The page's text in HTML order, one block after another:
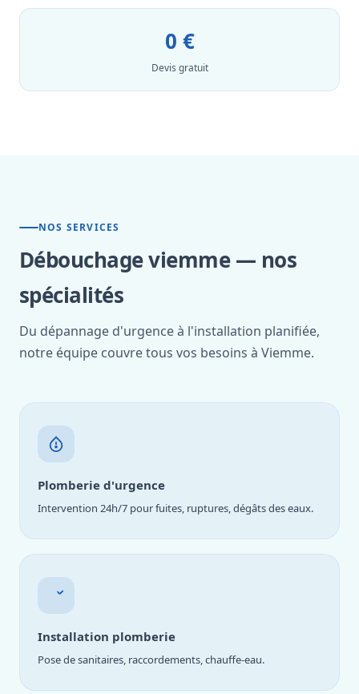
0 €
Devis gratuit
NOS SERVICES
Débouchage viemme — nos
spécialités
Du dépannage d'urgence à l'installation planifiée,
notre équipe couvre tous vos besoins à Viemme.
Plomberie d'urgence
Intervention 24h/7 pour fuites, ruptures, dégâts des eaux.
Installation plomberie
Pose de sanitaires, raccordements, chauffe-eau.